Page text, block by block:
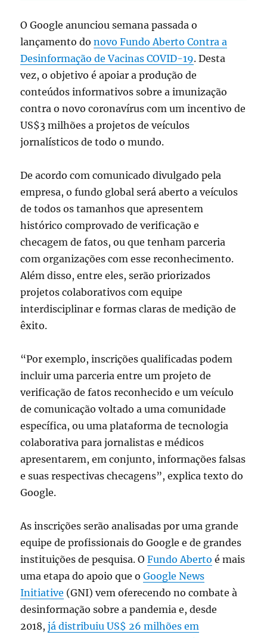
O Google anunciou semana passada o
lançamento donovo Fundo Aberto Contra a
Desinformação de Vacinas COVID-19. Desta
vez, o objetivo é apoiar a produção de
conteúdos informativos sobre a imunização
contra o novo coronavírus com um incentivo de
US$3 milhões a projetos de veículos
jornalísticos de todo o mundo.
De acordo com comunicado divulgado pela
empresa, o fundo global será aberto a veículos
de todos os tamanhos que apresentem
histórico comprovado de verificação e
checagem de fatos, ou que tenham parceria
com organizações com esse reconhecimento.
Além disso, entre eles, serão priorizados
projetos colaborativos com equipe
interdisciplinar e formas claras de medição de
êxito.
“Por exemplo, inscrições qualificadas podem
incluir uma parceria entre um projeto de
verificação de fatos reconhecido e um veículo
de comunicação voltado a uma comunidade
específica, ou uma plataforma de tecnologia
colaborativa para jornalistas e médicos
apresentarem, em conjunto, informações falsas
e suas respectivas checagens”, explica texto do
Google.
As inscrições serão analisadas por uma grande
equipe de profissionais do Google e de grandes
instituições de pesquisa. OFundo Aberto é mais
uma etapa do apoio que oGoogle News
Initiative (GNI) vem oferecendo no combate à
desinformação sobre a pandemia e, desde
2018,já distribuiu US$ 26 milhões em